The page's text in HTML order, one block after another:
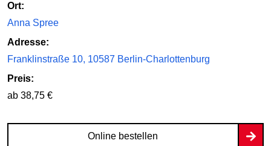
Ort:
Anna Spree
Adresse:
Franklinstraße 10, 10587 Berlin-Charlottenburg
Preis:
ab 38,75 €
Online bestellen